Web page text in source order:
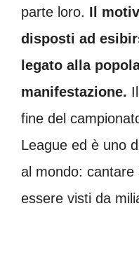
parte loro. Il
disposti ad
legato alla
manifestazione.
fine del
League ed è uno
al mondo: cantare
essere visti da